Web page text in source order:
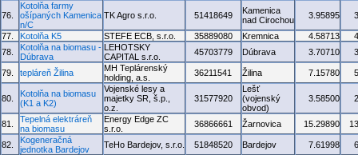
76.
Kotolňa farmy
ošípaných Kamenica
n/C
TK Agro s.r.o. 51418649
Kamenica
nad Cirochou
3.95895
77. Kotolňa K5 STEFE ECB, s.r.o. 35889080 Kremnica 4.58713
78.
Kotolňa na biomasu -
Dúbrava
LEHOTSKY
CAPITAL s.r.o.
45703779 Dúbrava 3.70710
79. tepláreň Žilina
MH Teplárenský
holding, a.s.
36211541 Žilina 7.15780
80.
Kotolňa na biomasu
(K1 a K2)
Vojenské lesy a
majetky SR, š.p.,
o.z.
31577920
Lešť
(vojenský
obvod)
3.58500
81.
Tepelná elektráreň
na biomasu
Energy Edge ZC
s.r.o.
36866661 Žarnovica 15.29890
82.
Kogeneračná
jednotka Bardejov
TeHo Bardejov, s.r.o. 51848520 Bardejov 7.61998